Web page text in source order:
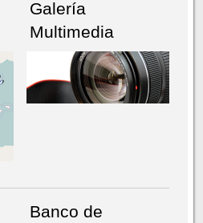
Galería
Multimedia
Banco de